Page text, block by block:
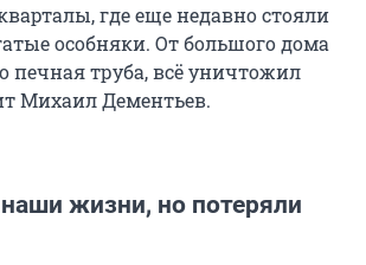
где еще недавно стояли
особняки. От большого дома
печная труба, всё уничтожил
Михаил Дементьев.
жизни, но потеряли